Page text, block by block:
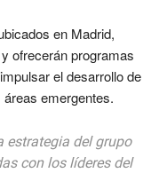
en Madrid,
ofrecerán programas
el desarrollo de
emergentes.
estrategia del grupo
con los líderes del